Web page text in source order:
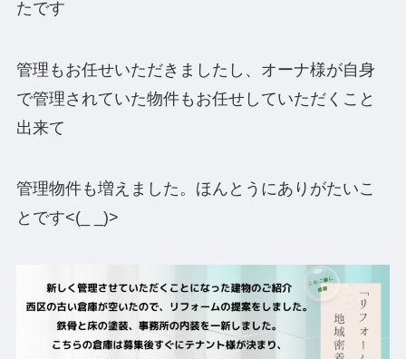
たです
管理もお任せいただきましたし、オーナ様が自身
で管理されていた物件もお任せしていただくこと
出来て
管理物件も増えました。ほんとうにありがたいこ
とです<(_ _)>